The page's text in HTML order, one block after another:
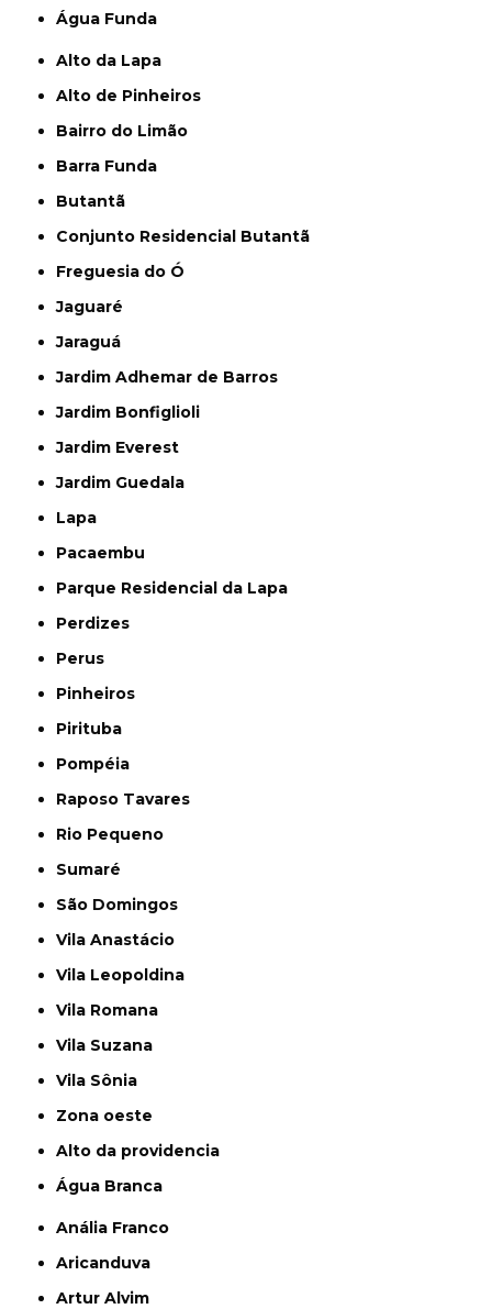
Água Funda
Alto da Lapa
Alto de Pinheiros
Bairro do Limão
Barra Funda
Butantã
Conjunto Residencial Butantã
Freguesia do Ó
Jaguaré
Jaraguá
Jardim Adhemar de Barros
Jardim Bonfiglioli
Jardim Everest
Jardim Guedala
Lapa
Pacaembu
Parque Residencial da Lapa
Perdizes
Perus
Pinheiros
Pirituba
Pompéia
Raposo Tavares
Rio Pequeno
Sumaré
São Domingos
Vila Anastácio
Vila Leopoldina
Vila Romana
Vila Suzana
Vila Sônia
Zona oeste
alto da providencia
Água Branca
Anália Franco
Aricanduva
Artur Alvim